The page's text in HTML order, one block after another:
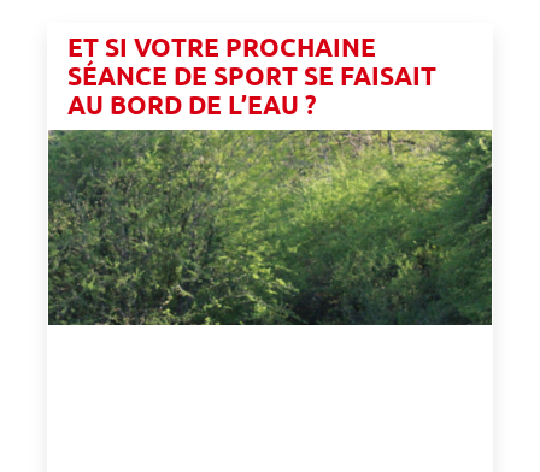
ET SI VOTRE PROCHAINE
SÉANCE DE SPORT SE FAISAIT
AU BORD DE L’EAU ?